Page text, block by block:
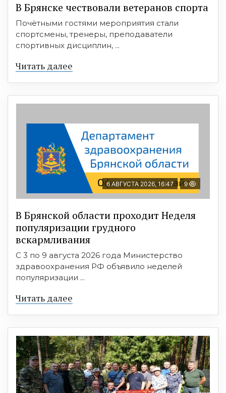
В Брянске чествовали ветеранов спорта
Почётными гостями мероприятия стали
спортсмены, тренеры, преподаватели
спортивных дисциплин, ...
Читать далее
6 АВГУСТА 2026, 16:47 9
В Брянской области проходит Неделя
популяризации грудного
вскармливания
С 3 по 9 августа 2026 года Министерство
здравоохранения РФ объявило неделей
популяризации ...
Читать далее